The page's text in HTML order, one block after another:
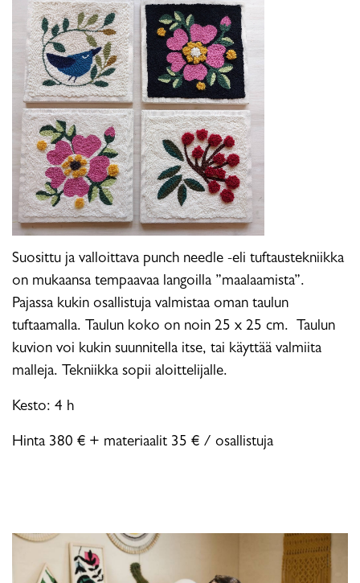
Suosittu ja valloittava punch needle -eli tuftaustekniikka
on mukaansa tempaavaa langoilla ”maalaamista”.
Pajassa kukin osallistuja valmistaa oman taulun
tuftaamalla. Taulun koko on noin 25 x 25 cm. Taulun
kuvion voi kukin suunnitella itse, tai käyttää valmiita
malleja. Tekniikka sopii aloittelijalle.
Kesto: 4 h
Hinta 380 € + materiaalit 35 € / osallistuja